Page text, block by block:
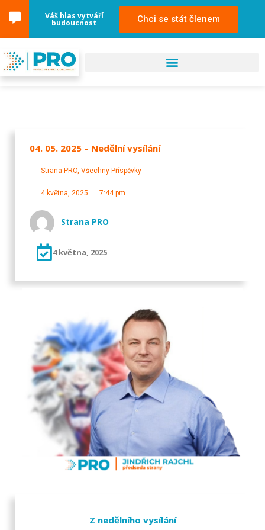
Váš hlas vytváří
budoucnost Chci se stát členem
04. 05. 2025 – Nedělní vysílání
Strana PRO, Všechny Příspěvky
4 května, 2025 7:44 pm
Strana PRO
4 května, 2025
Z nedělního vysílání